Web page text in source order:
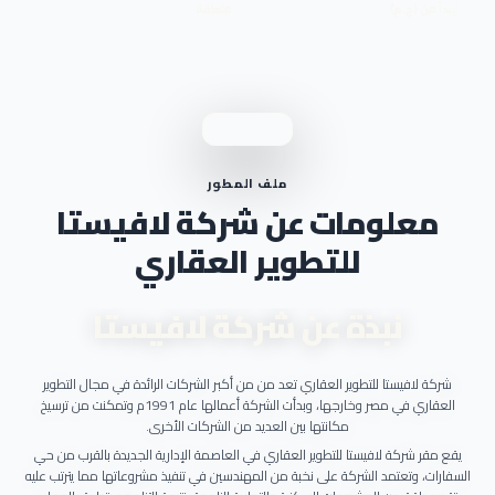
ملف المطور
معلومات عن شركة لافيستا
للتطوير العقاري
شركة لافيستا للتطوير العقاري تعد من من أكبر الشركات الرائدة في مجال التطوير
العقاري في مصر وخارجها، وبدأت الشركة أعمالها عام 1991م وتمكنت من ترسيخ
مكانتها بين العديد من الشركات الأخرى.
يقع مقر شركة لافيستا للتطوير العقاري في العاصمة الإدارية الجديدة بالقرب من حي
السفارات، وتعتمد الشركة على نخبة من المهندسين في تنفيذ مشروعاتها مما يترتب عليه